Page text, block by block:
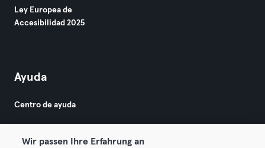
Ley Europea de
Accesibilidad 2025
Ayuda
Centro de ayuda
Wir passen Ihre Erfahrung an